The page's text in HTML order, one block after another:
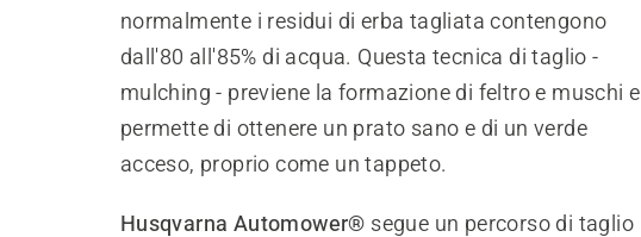
normalmente i residui di erba tagliata contengono
dall'80 all'85% di acqua. Questa tecnica di taglio -
mulching - previene la formazione di feltro e muschi e
permette di ottenere un prato sano e di un verde
acceso, proprio come un tappeto.
Husqvarna Automower® segue un percorso di taglio